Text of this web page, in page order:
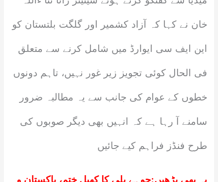
خان نے کہا کہ آزاد کشمیر اور گلگت بلتستان کو
این ایف سی ایوارڈ میں شامل کرنے سے متعلق
فی الحال کوئی تجویز زیر غور نہیں، تاہم دونوں
خطوں کے عوام کی جانب سے یہ مطالبہ ضرور
سامنے آ رہا ہے کہ انہیں بھی دیگر صوبوں کی
طرح فنڈز فراہم کیے جائیں